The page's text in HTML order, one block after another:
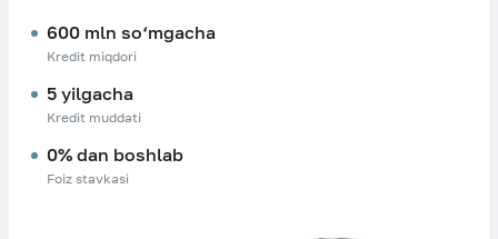
600 mln so‘mgacha
Kredit miqdori
5 yilgacha
Kredit muddati
0% dan boshlab
Foiz stavkasi